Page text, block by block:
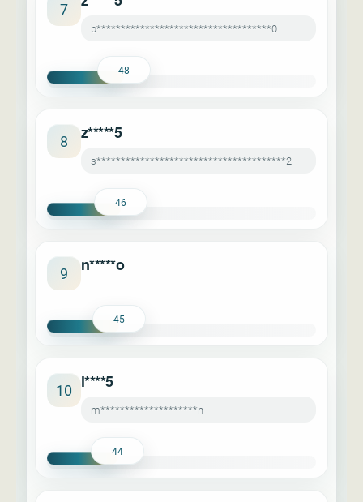
7
b************************************0
48
8 z*****5
s***************************************2
46
9 n*****o
45
10 l****5
m********************n
44